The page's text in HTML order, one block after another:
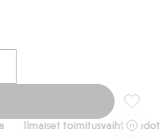
Ilmaiset toimitusvaihtoehdot